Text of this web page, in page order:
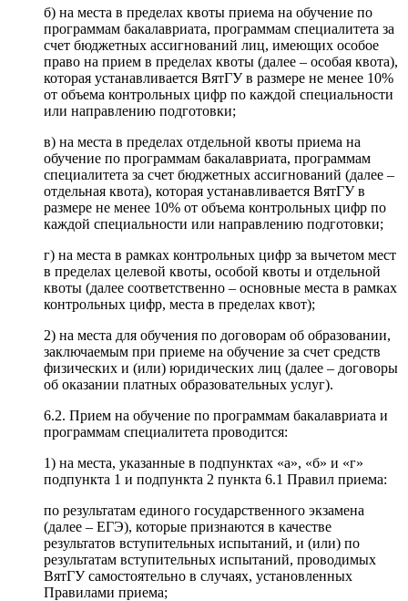
б) на места в пределах квоты приема на обучение по
программам бакалавриата, программам специалитета за
счет бюджетных ассигнований лиц, имеющих особое
право на прием в пределах квоты (далее – особая квота),
которая устанавливается ВятГУ в размере не менее 10%
от объема контрольных цифр по каждой специальности
или направлению подготовки;
в) на места в пределах отдельной квоты приема на
обучение по программам бакалавриата, программам
специалитета за счет бюджетных ассигнований (далее –
отдельная квота), которая устанавливается ВятГУ в
размере не менее 10% от объема контрольных цифр по
каждой специальности или направлению подготовки;
г) на места в рамках контрольных цифр за вычетом мест
в пределах целевой квоты, особой квоты и отдельной
квоты (далее соответственно – основные места в рамках
контрольных цифр, места в пределах квот);
2) на места для обучения по договорам об образовании,
заключаемым при приеме на обучение за счет средств
физических и (или) юридических лиц (далее – договоры
об оказании платных образовательных услуг).
6.2. Прием на обучение по программам бакалавриата и
программам специалитета проводится:
1) на места, указанные в подпунктах «а», «б» и «г»
подпункта 1 и подпункта 2 пункта 6.1 Правил приема:
по результатам единого государственного экзамена
(далее – ЕГЭ), которые признаются в качестве
результатов вступительных испытаний, и (или) по
результатам вступительных испытаний, проводимых
ВятГУ самостоятельно в случаях, установленных
Правилами приема;